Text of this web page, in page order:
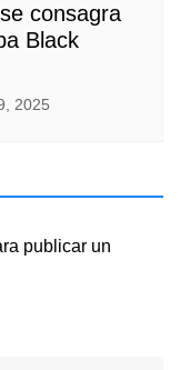
consagra
Black
2025
publicar un